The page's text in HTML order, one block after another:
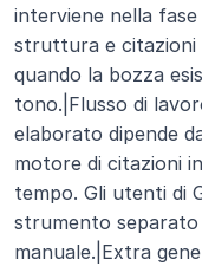
interviene nella fase
struttura e citazioni
quando la bozza
tono.|Flusso di
elaborato dipende
motore di citazioni
tempo. Gli utenti di
strumento
manuale.|Extra